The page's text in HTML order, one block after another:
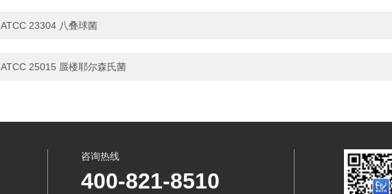
ATCC 23304 八叠球菌
ATCC 25015 蜃楼耶尔森氏菌
咨询热线
400-821-8510